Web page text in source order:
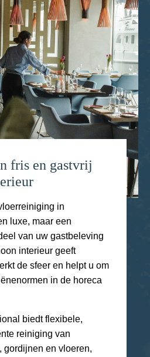
fris en gastvrij
in
luxe, maar een
van uw gastbeleving
interieur geeft
de sfeer en helpt u om
in de horeca
biedt flexibele,
reiniging van
gordijnen en vloeren,